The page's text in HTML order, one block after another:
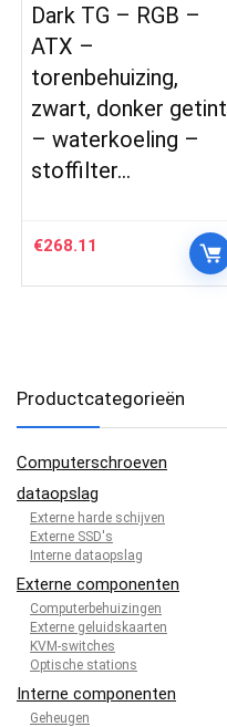
Dark TG – RGB –
ATX –
torenbehuizing,
zwart, donker getint
– waterkoeling –
stoffilter…
€268.11
Productcategorieën
Computerschroeven
dataopslag
Externe harde schijven
Externe SSD's
Interne dataopslag
Externe componenten
Computerbehuizingen
Externe geluidskaarten
KVM-switches
Optische stations
Interne componenten
Geheugen